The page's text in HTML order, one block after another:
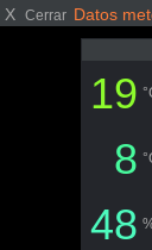
X Cerrar Datos
19
8
48